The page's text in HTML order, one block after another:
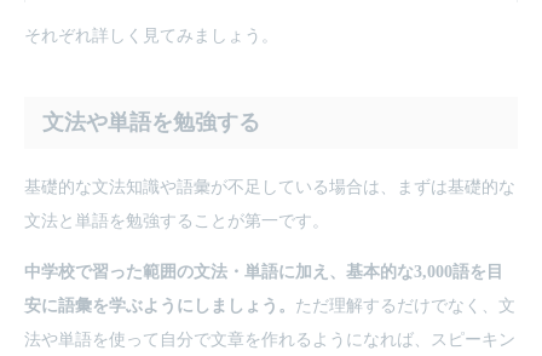
それぞれ詳しく見てみましょう。
文法や単語を勉強する
基礎的な文法知識や語彙が不足している場合は、まずは基礎的な
文法と単語を勉強することが第一です。
中学校で習った範囲の文法・単語に加え、基本的な3,000語を目
安に語彙を学ぶようにしましょう。 ただ理解するだけでなく、文
法や単語を使って自分で文章を作れるようになれば、スピーキン